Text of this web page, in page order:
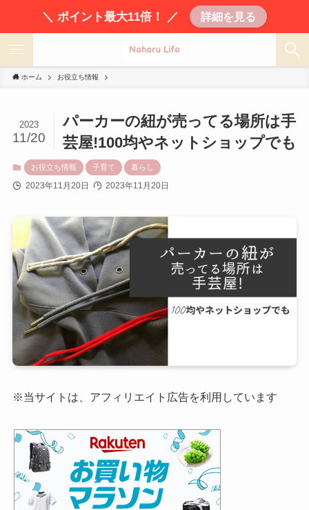
＼ ポイント最大11倍！ ／ 詳細を見る
ホーム お役立ち情報
パーカーの紐が売ってる場所は手
芸屋!100均やネットショップでも
2023
11/20
お役立ち情報 子育て 暮らし
2023年11月20日 2023年11月20日
※当サイトは、アフィリエイト広告を利用しています